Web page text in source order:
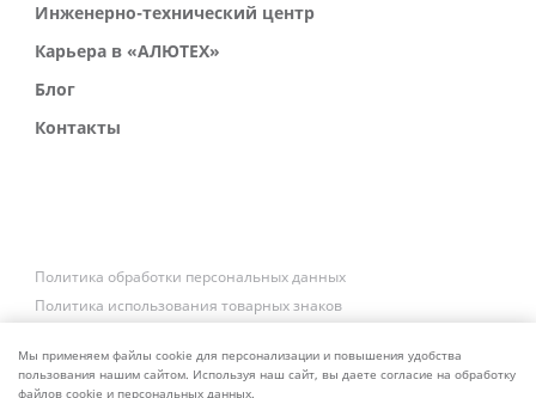
Инженерно-технический центр
Карьера в «АЛЮТЕХ»
Блог
Контакты
Политика обработки персональных данных
Политика использования товарных знаков
Мы применяем файлы cookie для персонализации и повышения удобства
пользования нашим сайтом. Используя наш сайт, вы даете согласие на обработку
файлов cookie и персональных данных.